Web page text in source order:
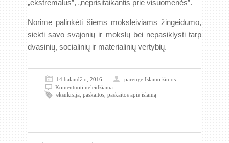
„ekstremalus”, „neprisitaikantis prie visuomenės”.
Norime palinkėti šiems moksleiviams žingeidumo,
siekti savo svajonių ir mokslų bei nepasiklysti tarp
dvasinių, socialinių ir materialinių vertybių.
14 balandžio, 2016 parengė Islamo žinios
Komentuoti neleidžiama
eksukrsija paskaitos paskaitos apie islamą